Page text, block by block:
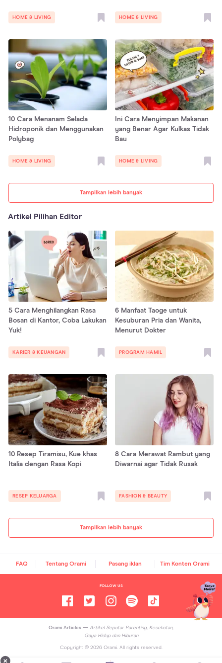
Tampilkan lebih banyak
HOME & LIVING HOME & LIVING
10 Cara Menanam Selada
Hidroponik dan Menggunakan
Polybag
HOME & LIVING
Ini Cara Menyimpan Makanan
yang Benar Agar Kulkas Tidak
Bau
HOME & LIVING
Artikel Pilihan Editor
Tampilkan lebih banyak
5 Cara Menghilangkan Rasa
Bosan di Kantor, Coba Lakukan
Yuk!
KARIER & KEUANGAN
6 Manfaat Taoge untuk
Kesuburan Pria dan Wanita,
Menurut Dokter
PROGRAM HAMIL
10 Resep Tiramisu, Kue khas
Italia dengan Rasa Kopi
RESEP KELUARGA
8 Cara Merawat Rambut yang
Diwarnai agar Tidak Rusak
FASHION & BEAUTY
FAQ Tentang Orami Pasang iklan Tim Konten Orami
FOLLOW US
Orami Articles — Artikel Seputar Parenting, Kesehatan,
Gaya Hidup dan Hiburan
Copyright © 2026Orami. All rights reserved.